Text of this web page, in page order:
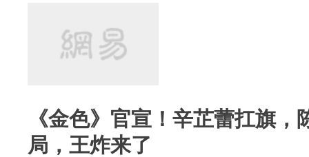
《金色》官宣！辛芷蕾扛旗
局，王炸来了